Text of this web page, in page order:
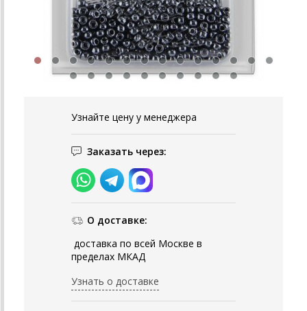
Узнайте цену у менеджера
Заказать через:
О доставке:
доставка по всей Москве в
пределах МКАД
Узнать о доставке